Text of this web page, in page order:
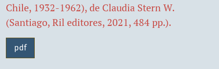
Chile, 1932-1962), de Claudia Stern W.
(Santiago, Ril editores, 2021, 484 pp.).
pdf